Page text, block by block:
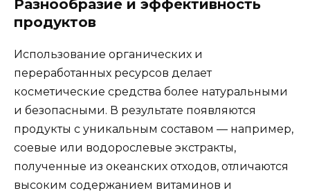
Разнообразие и эффективность
продуктов
Использование органических и
переработанных ресурсов делает
косметические средства более натуральными
и безопасными. В результате появляются
продукты с уникальным составом — например,
соевые или водорослевые экстракты,
полученные из океанских отходов, отличаются
высоким содержанием витаминов и